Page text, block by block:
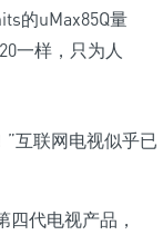
的uMax85Q量
一样，只为人
四代电视产品，